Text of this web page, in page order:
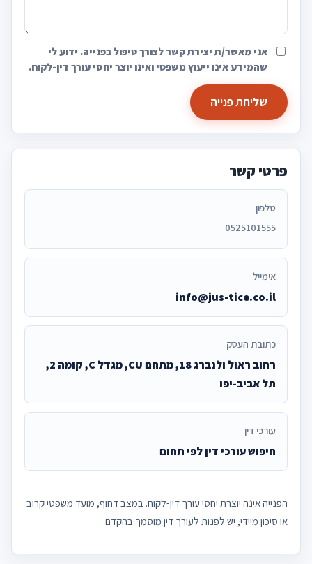
אני מאשר/ת יצירת קשר לצורך טיפול בפנייה. ידוע לי
שהמידע אינו ייעוץ משפטי ואינו יוצר יחסי עורך דין-לקוח.
שליחת פנייה
פרטי קשר
טלפון
0525101555
אימייל
info@jus-tice.co.il
כתובת העסק
רחוב ראול ולנברג 18, מתחם CU, מגדל C, קומה 2,
תל אביב-יפו
עורכי דין
חיפוש עורכי דין לפי תחום
הפנייה אינה יוצרת יחסי עורך דין-לקוח. במצב דחוף, מועד משפטי קרוב
או סיכון מיידי, יש לפנות לעורך דין מוסמך בהקדם.